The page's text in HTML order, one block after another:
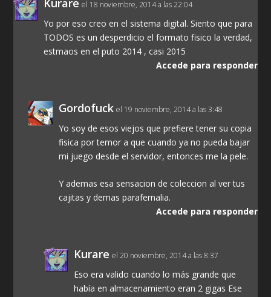
Kurare el 18 noviembre, 2014 a las 22:04
Yo por eso creo en el sistema digital. Siento que para
TODOS es un desperdicio el formato fisico la verdad,
estmaos en el puto 2014 , casi 2015
Accede para responder
Gordofuck el 19 noviembre, 2014 a las 3:48
Yo soy de esos viejos que prefiere tener su copia
fisica por temor a que cuando ya no pueda bajar
mi juego desde el servidor, entonces me la pele.
Y ademas esa sensacion de coleccion al ver tus
cajitas y demas parafernalia.
Accede para responder
Kurare el 20 noviembre, 2014 a las 8:37
Eso era valido cuando lo más grande que
había en almacenamiento eran 2 gigas Ese